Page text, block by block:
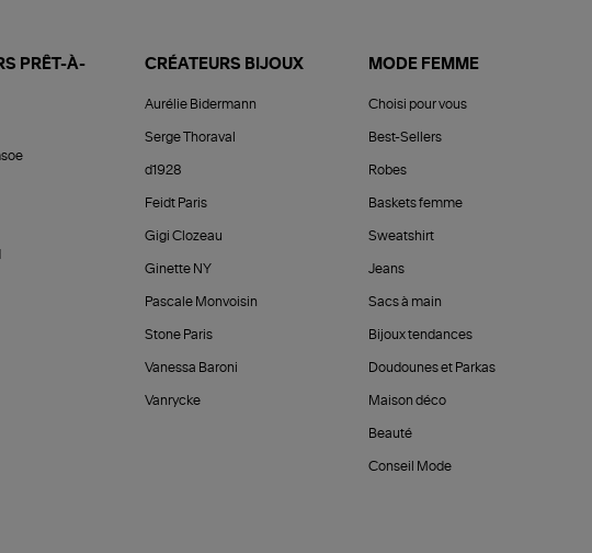
PRÊT-À-
CRÉATEURS BIJOUX
Aurélie Bidermann
Serge Thoraval
d1928
Feidt Paris
Gigi Clozeau
Ginette NY
Pascale Monvoisin
Stone Paris
Vanessa Baroni
Vanrycke
MODE FEMME
Choisi pour vous
Best-Sellers
Robes
Baskets femme
Sweatshirt
Jeans
Sacs à main
Bijoux tendances
Doudounes et Parkas
Maison déco
Beauté
Conseil Mode